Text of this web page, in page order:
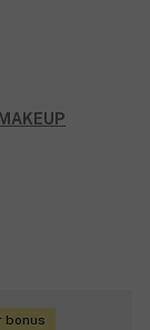
bonus